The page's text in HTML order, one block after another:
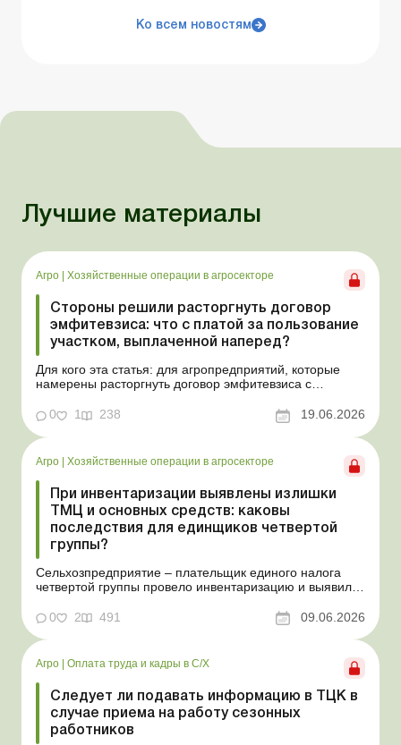
Ко всем новостям
Лучшие материалы
Агро Хозяйственные операции в агросекторе
Стороны решили расторгнуть договор
эмфитевзиса: что с платой за пользование
участком, выплаченной наперед?
Для кого эта статья: для агропредприятий, которые
намерены расторгнуть договор эмфитевзиса с
согласию. Усложним эту ситуацию тем, что плата за
пользование земельным участком была выплачена
собственнику наперед за несколько лет. В таком случае
перед эмфит...
0 1 238 19.06.2026
Агро | Хозяйственные операции в агросекторе
При инвентаризации выявлены излишки
ТМЦ и основных средств: каковы
последствия для единщиков четвертой
группы?
Сельхозпредприятие – плательщик единого налога
четвертой группы провело инвентаризацию и выявило
продукции собственного производства, а также
основных средств (далее – ОС). Как повлияют такие
излишки при их оприходовании на долю
сельхозтовар...
0 2 491 09.06.2026
Агро | Оплата труда и кадры в С/Х
Следует ли подавать информацию в ТЦК в
случае приема на работу сезонных
работников